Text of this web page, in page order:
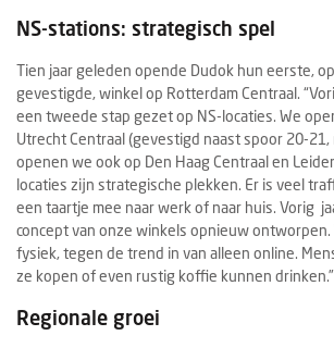
NS-stations: strategisch spel
Tien jaar geleden opende Dudok hun eerste,
gevestigde, winkel op Rotterdam Centraal.
een tweede stap gezet op NS-locaties. We
Utrecht Centraal (gevestigd naast spoor 20-21,
openen we ook op Den Haag Centraal en
locaties zijn strategische plekken. Er is veel
een taartje mee naar werk of naar huis. Vorig
concept van onze winkels opnieuw ontworpen.
fysiek, tegen de trend in van alleen online.
ze kopen of even rustig koffie kunnen drinken.”
Regionale groei